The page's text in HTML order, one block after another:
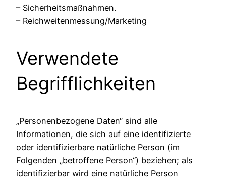
– Sicherheitsmaßnahmen.
– Reichweitenmessung/Marketing
Verwendete
Begrifflichkeiten
„Personenbezogene Daten“ sind alle
Informationen, die sich auf eine identifizierte
oder identifizierbare natürliche Person (im
Folgenden „betroffene Person“) beziehen; als
identifizierbar wird eine natürliche Person